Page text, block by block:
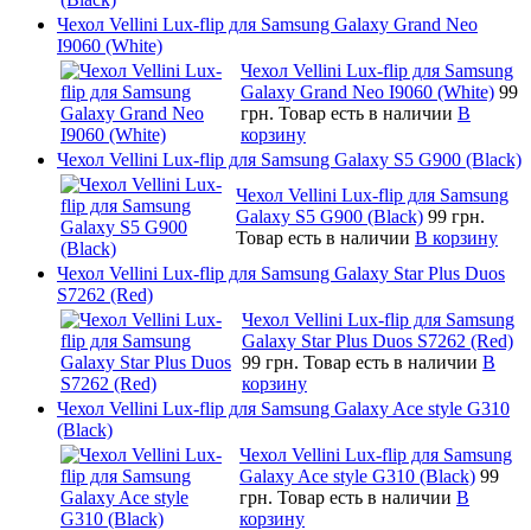
Чехол Vellini Lux-flip для Samsung Galaxy Grand Neo
I9060 (White)
Чехол Vellini Lux-flip для Samsung
Galaxy Grand Neo I9060 (White) 99
грн. Товар есть в наличии В
корзину
Чехол Vellini Lux-flip для Samsung Galaxy S5 G900 (Black)
Чехол Vellini Lux-flip для Samsung
Galaxy S5 G900 (Black) 99 грн.
Товар есть в наличии В корзину
Чехол Vellini Lux-flip для Samsung Galaxy Star Plus Duos
S7262 (Red)
Чехол Vellini Lux-flip для Samsung
Galaxy Star Plus Duos S7262 (Red)
99 грн. Товар есть в наличии В
корзину
Чехол Vellini Lux-flip для Samsung Galaxy Ace style G310
(Black)
Чехол Vellini Lux-flip для Samsung
Galaxy Ace style G310 (Black) 99
грн. Товар есть в наличии В
корзину